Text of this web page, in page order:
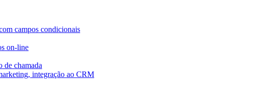
campos condicionais
on-line
de chamada
integração ao CRM